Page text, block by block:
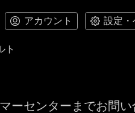
アカウント 設定・
ト
ーセンターまでお問い